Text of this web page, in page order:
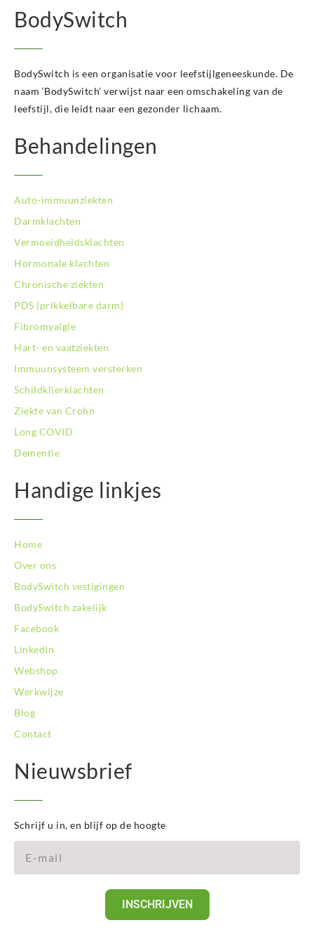
BodySwitch Hoofddorp
BodySwitch Kerkrade
BodySwitch Krimpenerwaard
BodySwitch Leeuwarden
BodySwitch Lelystad
BodySwitch Maastricht
BodySwitch Nieuwegein
BodySwitch Oss
BodySwitch Purmerend
BodySwitch Roosendaal
BodySwitch Rotterdam-Oost
BodySwitch Schiedam
BodySwitch Son en Breugel
BodySwitch Tilburg
BodySwitch Utrecht
BodySwitch Veluwe
BodySwitch Venlo
BodySwitch Westland
BodySwitch Zaandam
BodySwitch Zuid-Kennemerland
BodySwitch Zuid-Limburg
BodySwitch Zwolle
BodySwitch
BodySwitch is een organisatie voor leefstijlgeneeskunde. De
naam ‘BodySwitch’ verwijst naar een omschakeling van de
leefstijl, die leidt naar een gezonder lichaam.
Behandelingen
Auto-immuunziekten
Darmklachten
Vermoeidheidsklachten
Hormonale klachten
Chronische ziekten
PDS (prikkelbare darm)
Fibromyalgie
Hart- en vaatziekten
Immuunsysteem versterken
Schildklierklachten
Ziekte van Crohn
Long COVID
Dementie
Handige linkjes
Home
Over ons
BodySwitch vestigingen
BodySwitch zakelijk
Facebook
LinkedIn
Webshop
Werkwijze
Blog
Contact
Nieuwsbrief
Schrijf u in, en blijf op de hoogte
INSCHRIJVEN